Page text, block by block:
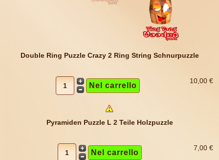
Double Ring Puzzle Crazy 2 Ring String Schnurpuzzle
10,00 €
Pyramiden Puzzle L 2 Teile Holzpuzzle
7,00 €